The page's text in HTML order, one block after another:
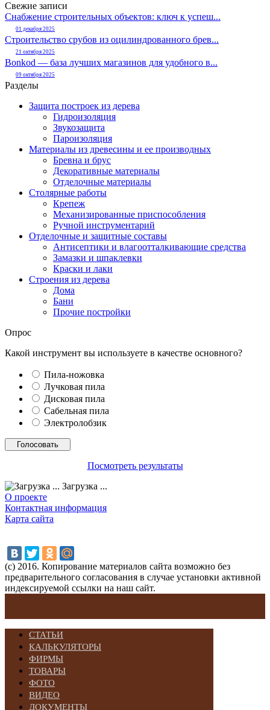
Свежие записи
Снабжение строительных объектов: ключ к успеш...
01 декабря 2025
Строительство срубов из оцилиндрованного брев...
21 октября 2025
Bonkod — база лучших магазинов для удобного в...
09 октября 2025
Разделы
Защита построек из дерева
Гидроизоляция
Звукозащита
Пароизоляция
Материалы из древесины и ее производных
Бревна и брус
Декоративные материалы
Отделочные материалы
Столярные работы
Крепеж
Механизированные приспособления
Ручной инструментарий
Отделочные и защитные составы
Антисептики и влагоотталкивающие средства
Замазки и шпаклевки
Краски и лаки
Строения из дерева
Дома
Бани
Прочие постройки
Опрос
Какой инструмент вы используете в качестве основного?
Пила-ножовка
Лучковая пила
Дисковая пила
Сабельная пила
Электролобзик
Посмотреть результаты
Загрузка ...
О проекте
Контактная информация
Карта сайта
(с) 2016. Копирование материалов сайта возможно без
предварительного согласования в случае установки активной
индексируемой ссылки на наш сайт.
СТАТЬИ
КАЛЬКУЛЯТОРЫ
ФИРМЫ
ТОВАРЫ
ФОТО
ВИДЕО
ДОКУМЕНТЫ